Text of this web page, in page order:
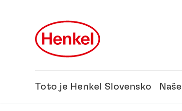
Toto je Henkel Slovensko